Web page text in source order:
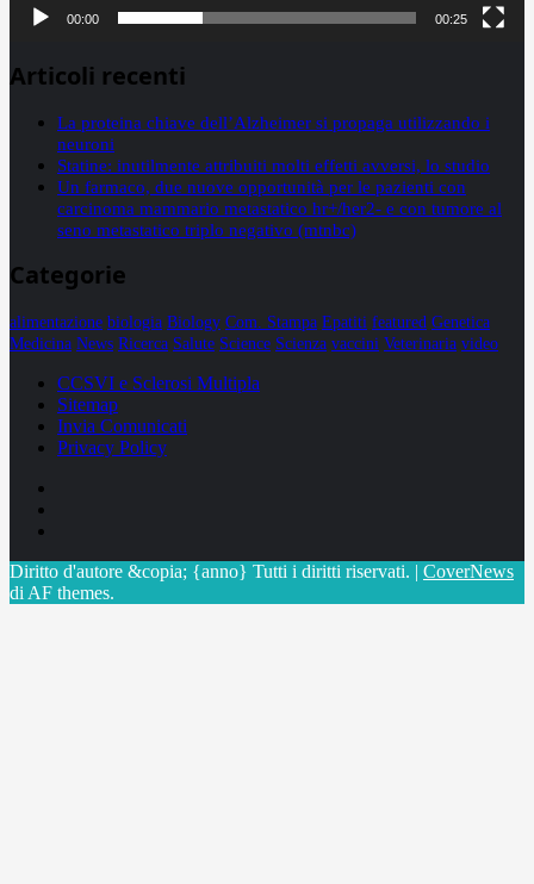
00:00 00:25
Articoli recenti
La proteina chiave dell’Alzheimer si propaga utilizzando i
neuroni
Statine: inutilmente attribuiti molti effetti avversi, lo studio
Un farmaco, due nuove opportunità per le pazienti con
carcinoma mammario metastatico hr+/her2- e con tumore al
seno metastatico triplo negativo (mtnbc)
Categorie
alimentazione biologia Biology Com. Stampa Epatiti featured Genetica
Medicina News Ricerca Salute Science Scienza vaccini Veterinaria video
CCSVI e Sclerosi Multipla
Sitemap
Invia Comunicati
Privacy Policy
Diritto d'autore &copia; {anno} Tutti i diritti riservati. | CoverNews
di AF themes.